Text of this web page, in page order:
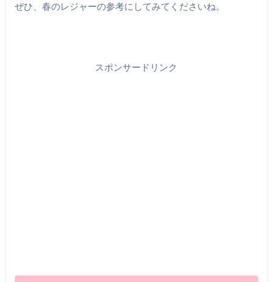
ぜひ、春のレジャーの参考にしてみてくださいね。
スポンサードリンク